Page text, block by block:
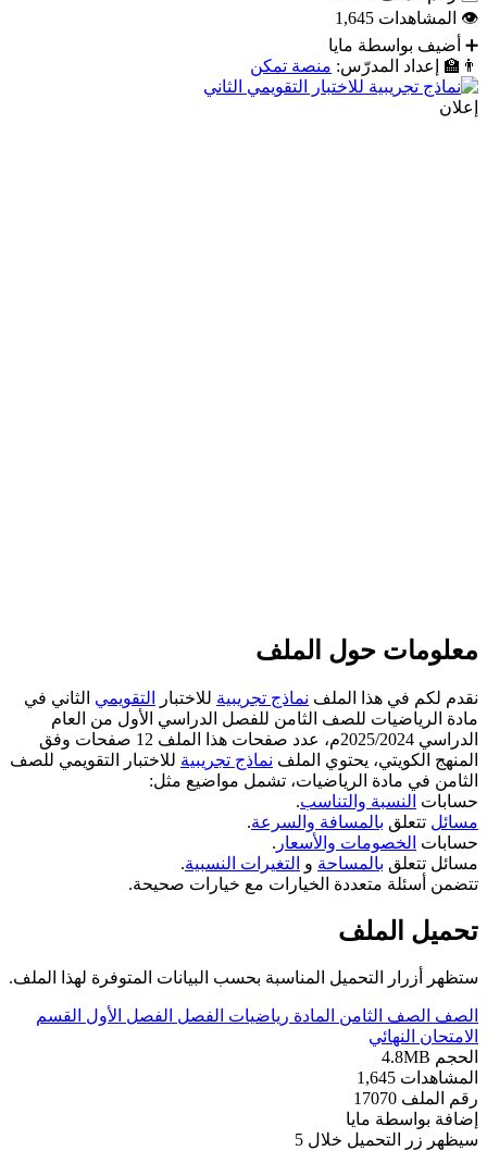
👁
المشاهدات 1,645
➕
أضيف بواسطة مايا
👨‍🏫
إعداد المدرّس: منصة تمكن
إعلان
معلومات حول الملف
نقدم لكم في هذا الملف نماذج تجريبيةللاختبار التقويميالثاني في
مادة الرياضيات للصف الثامن للفصل الدراسي الأول من العام
الدراسي 2025/2024م، عدد صفحات هذا الملف 12 صفحات وفق
المنهج الكويتي، يحتوي الملف نماذج تجريبيةللاختبار التقويمي للصف
الثامن في مادة الرياضيات، تشمل مواضيع مثل:
حسابات النسبة والتناسب.
مسائلتتعلق بالمسافة والسرعة.
حسابات الخصومات والأسعار .
مسائل تتعلق بالمساحةو التغيرات النسبية.
تتضمن أسئلة متعددة الخيارات مع خيارات صحيحة.
تحميل الملف
ستظهر أزرار التحميل المناسبة بحسب البيانات المتوفرة لهذا الملف.
الصف الصف الثامن المادة رياضيات الفصل الفصل الأول
القسم
الامتحان النهائي
الحجم 4.8MB
المشاهدات 1,645
رقم الملف 17070
إضافة بواسطة مايا
سيظهر زر التحميل خلال 5